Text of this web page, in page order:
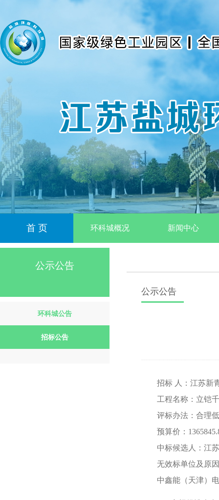
首 页 环科城概况 新闻中心
公示公告
环科城公告
招标公告
公示公告
招标 人：江苏新
工程名称：立铠
评标办法：合理
预算价：
中标候选人：江
无效标单位及原
中鑫能（天津）